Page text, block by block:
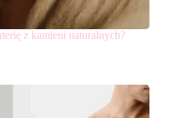
z kamieni naturalnych?